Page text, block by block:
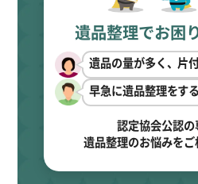
遺品整理でお困
遺品の量が多く、片
早急に遺品整理をす
認定協会公認
遺品整理のお悩みを